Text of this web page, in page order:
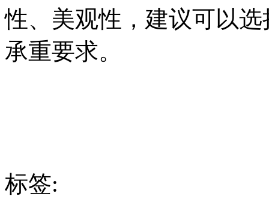
性、美观性，建议可以
承重要求。
标签: